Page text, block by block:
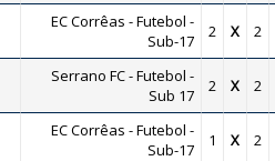
EC Corrêas - Futebol -
Sub-17
2 X 2
Serrano FC - Futebol -
Sub 17
2 X 2
EC Corrêas - Futebol -
Sub-17
1 X 2